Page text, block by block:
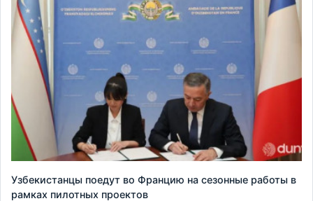
Узбекистанцы поедут во Францию на сезонные работы в
рамках пилотных проектов